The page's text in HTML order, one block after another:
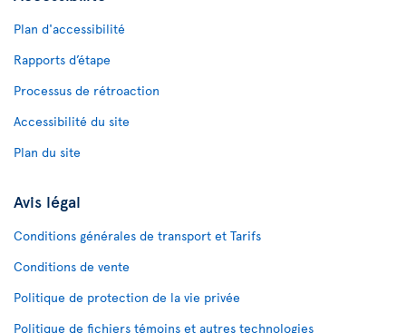
Plan d'accessibilité
Rapports d’étape
Processus de rétroaction
Accessibilité du site
Plan du site
Avis légal
Conditions générales de transport et Tarifs
Conditions de vente
Politique de protection de la vie privée
Politique de fichiers témoins et autres technologies